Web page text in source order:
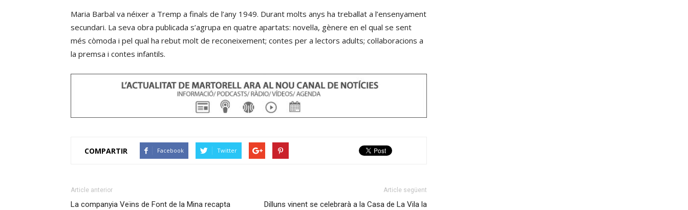
Maria Barbal va néixer a Tremp a finals de l’any 1949. Durant molts anys ha treballat a l’ensenyament
secundari. La seva obra publicada s’agrupa en quatre apartats: novel·la, gènere en el qual se sent
més còmoda i pel qual ha rebut molt de reconeixement; contes per a lectors adults; col·laboracions a
la premsa i contes infantils.
COMPARTIR Facebook Twitter
Article anterior
La companyia Veïns de Font de la Mina recapta
Article següent
Dilluns vinent se celebrarà a la Casa de La Vila la